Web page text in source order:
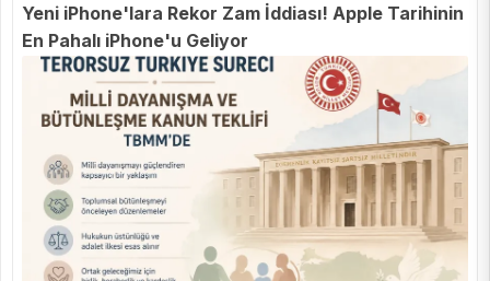
Yeni iPhone'lara Rekor Zam İddiası! Apple Tarihinin
En Pahalı iPhone'u Geliyor